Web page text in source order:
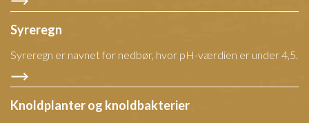
Syreregn
Syreregn er navnet for nedbør, hvor pH-værdien er under 4,5.
Knoldplanter og knoldbakterier